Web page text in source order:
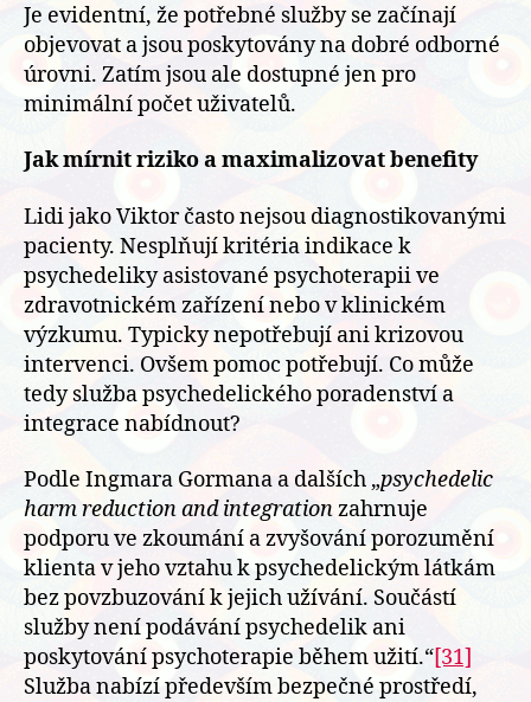
Je evidentní, že potřebné služby se začínají
objevovat a jsou poskytovány na dobré odborné
úrovni. Zatím jsou ale dostupné jen pro
minimální počet uživatelů.
Jak mírnit riziko a maximalizovat benefity
Lidi jako Viktor často nejsou diagnostikovanými
pacienty. Nesplňují kritéria indikace k
psychedeliky asistované psychoterapii ve
zdravotnickém zařízení nebo v klinickém
výzkumu. Typicky nepotřebují ani krizovou
intervenci. Ovšem pomoc potřebují. Co může
tedy služba psychedelického poradenství a
integrace nabídnout?
Podle Ingmara Gormana a dalších „psychedelic
harm reduction and integrationzahrnuje
podporu ve zkoumání a zvyšování porozumění
klienta v jeho vztahu k psychedelickým látkám
bez povzbuzování k jejich užívání. Součástí
služby není podávání psychedelik ani
poskytování psychoterapie během užití.“[31]
Služba nabízí především bezpečné prostředí,